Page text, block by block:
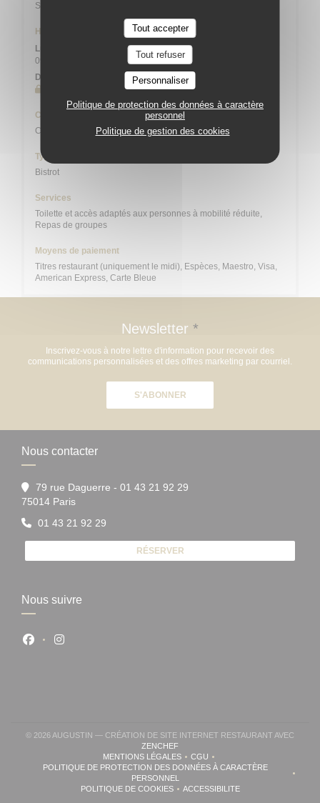
Tout accepter
Tout refuser
Personnaliser
Politique de protection des données à caractère
personnel
Politique de gestion des cookies
Station n° 14103 132 / 136 AVENUE DU MAINE
Horaires
Lun
09h00 - 13h45
19h00 - 21h45
Dimanche
Cuisine
Cuisine Créative, Bistronomique
Type de restaurant
Bistrot
Services
Toilette et accès adaptés aux personnes à mobilité réduite,
Repas de groupes
Moyens de paiement
Titres restaurant (uniquement le midi), Espèces, Maestro, Visa,
American Express, Carte Bleue
Newsletter *
Inscrivez-vous à notre lettre d'information pour recevoir des
communications personnalisées et des offres marketing par courriel.
S'ABONNER
Nous contacter
79 rue Daguerre - 01 43 21 92 29
75014 Paris((ouvre une nouvelle fenêtre))
01 43 21 92 29
RÉSERVER
Nous suivre
Facebook ((ouvre une nouvelle fenêtre))
Instagram ((ouvre une nouvelle fenêtre))
© 2026 AUGUSTIN — CRÉATION DE SITE INTERNET RESTAURANT AVEC
ZENCHEF((OUVRE UNE NOUVELLE FENÊTRE))
MENTIONS LÉGALES((OUVRE UNE NOUVELLE FENÊTRE))
CGU((OUVRE UNE NOUVELLE
POLITIQUE DE PROTECTION DES DONNÉES À CARACTÈRE
PERSONNEL((OUVRE UNE NOUVELLE FENÊTRE))
POLITIQUE DE COOKIES((OUVRE UNE NOUVELLE FENÊTRE))
ACCESSIBILITE((OUVRE UNE NOUVELLE